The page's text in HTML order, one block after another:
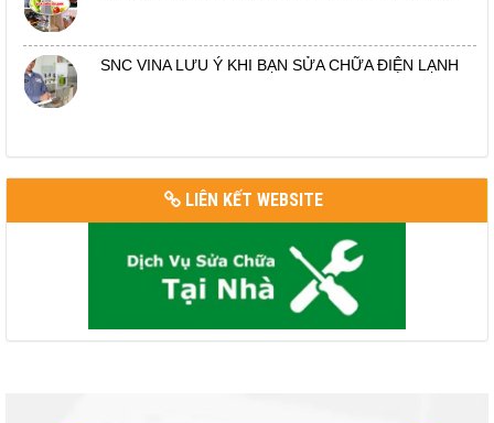
SNC VINA LƯU Ý KHI BẠN SỬA CHỮA ĐIỆN LẠNH
LIÊN KẾT WEBSITE